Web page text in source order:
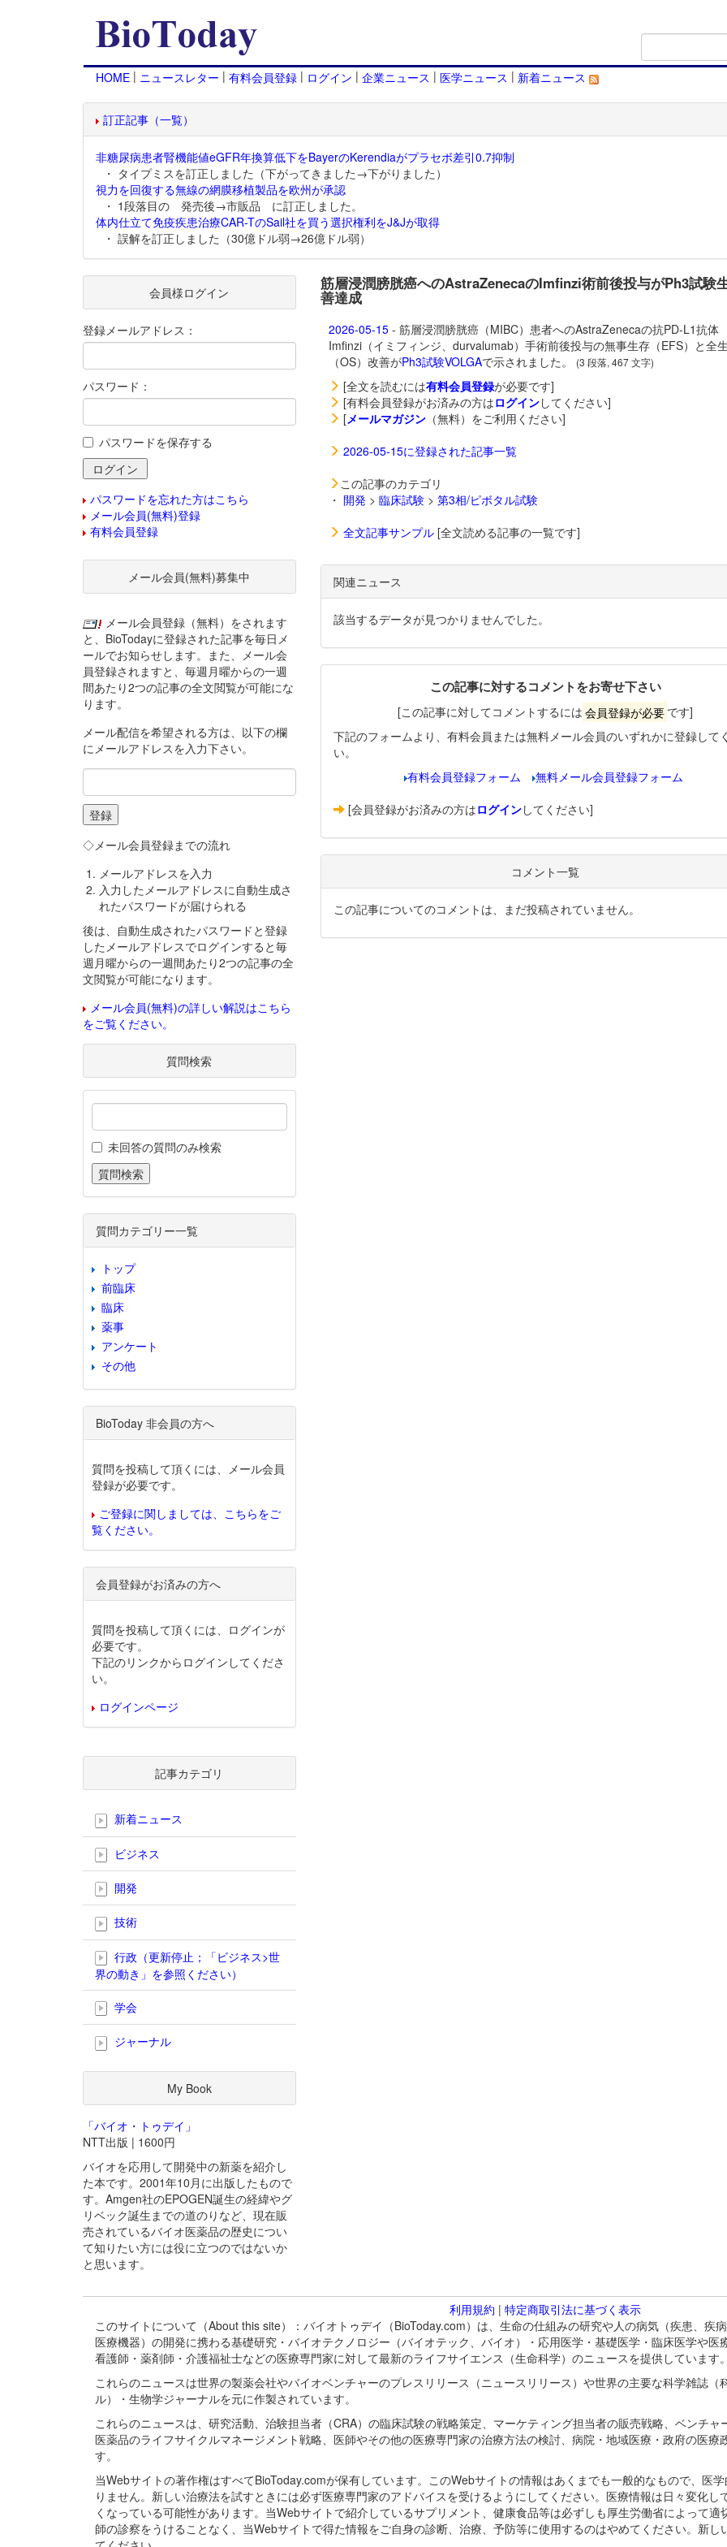
HOME | ニュースレター | 有料会員登録 | ログイン | 企業ニュース | 医学ニュース | 新着ニュース
訂正記事（一覧）
非糖尿病患者腎機能値eGFR年換算低下をBayerのKerendiaがプラセボ差引0.7抑制
・ タイプミスを訂正しました（下がってきました→下がりました）
視力を回復する無線の網膜移植製品を欧州が承認
・ 1段落目の 発売後→市販品 に訂正しました。
体内仕立て免疫疾患治療CAR-TのSail社を買う選択権利をJ&Jが取得
・ 誤解を訂正しました（30億ドル弱→26億ドル弱）
筋層浸潤膀胱癌へのAstraZenecaのImfinzi術前後投与がPh3試験
善達成
2026-05-15- 筋層浸潤膀胱癌（MIBC）患者へのAstraZenecaの抗PD-L1抗体
Imfinzi（イミフィンジ、durvalumab）手術前後投与の無事生存（EFS）と全
（OS）改善がPh3試験VOLGAで示されました。 (3 段落, 467 文字)
[全文を読むには有料会員登録が必要です]
[有料会員登録がお済みの方はログインしてください]
[メールマガジン（無料）をご利用ください]
2026-05-15に登録された記事一覧
この記事のカテゴリ
・ 開発 > 臨床試験> 第3相/ピボタル試験
全文記事サンプル[全文読める記事の一覧です]
関連ニュース
該当するデータが見つかりませんでした。
この記事に対するコメントをお寄せ下さい
[この記事に対してコメントするには 会員登録が必要 です]
下記のフォームより、有料会員または無料メール会員のいずれかに登録して
い。
有料会員登録フォーム
無料メール会員登録フォーム
[会員登録がお済みの方はログインしてください]
コメント一覧
この記事についてのコメントは、まだ投稿されていません。
会員様ログイン
登録メールアドレス：
パスワード：
パスワードを保存する
パスワードを忘れた方はこちら
メール会員(無料)登録
有料会員登録
メール会員(無料)募集中
メール会員登録（無料）をされます
と、BioTodayに登録された記事を毎日メ
ールでお知らせします。また、メール会
員登録されますと、毎週月曜からの一週
間あたり2つの記事の全文閲覧が可能にな
ります。
メール配信を希望される方は、以下の欄
にメールアドレスを入力下さい。
◇メール会員登録までの流れ
メールアドレスを入力
入力したメールアドレスに自動生成さ
れたパスワードが届けられる
後は、自動生成されたパスワードと登録
したメールアドレスでログインすると毎
週月曜からの一週間あたり2つの記事の全
文閲覧が可能になります。
メール会員(無料)の詳しい解説はこちら
をご覧ください。
質問検索
未回答の質問のみ検索
質問カテゴリー一覧
トップ
前臨床
臨床
薬事
アンケート
その他
BioToday 非会員の方へ
質問を投稿して頂くには、メール会員
登録が必要です。
ご登録に関しましては、こちらをご
覧ください。
会員登録がお済みの方へ
質問を投稿して頂くには、ログインが
必要です。
下記のリンクからログインしてくださ
い。
ログインページ
記事カテゴリ
新着ニュース
ビジネス
開発
技術
行政（更新停止；「ビジネス>世
界の動き」を参照ください）
学会
ジャーナル
My Book
「バイオ・トゥデイ」
NTT出版 | 1600円
バイオを応用して開発中の新薬を紹介し
た本です。2001年10月に出版したもので
す。Amgen社のEPOGEN誕生の経緯やグ
リベック誕生までの道のりなど、現在販
売されているバイオ医薬品の歴史につい
て知りたい方には役に立つのではないか
と思います。
利用規約 | 特定商取引法に基づく表示
このサイトについて（About this site）：バイオトゥデイ（BioToday.com）は、生命の仕組みの研究や人の病気（疾患、疾
医療機器）の開発に携わる基礎研究・バイオテクノロジー（バイオテック、バイオ）・応用医学・基礎医学・臨床医学や
看護師・薬剤師・介護福祉士などの医療専門家に対して最新のライフサイエンス（生命科学）のニュースを提供しています
これらのニュースは世界の製薬会社やバイオベンチャーのプレスリリース（ニュースリリース）や世界の主要な科学雑誌
ル）・生物学ジャーナルを元に作製されています。
これらのニュースは、研究活動、治験担当者（CRA）の臨床試験の戦略策定、マーケティング担当者の販売戦略、ベンチ
医薬品のライフサイクルマネージメント戦略、医師やその他の医療専門家の治療方法の検討、病院・地域医療・政府の医
す。
当Webサイトの著作権はすべてBioToday.comが保有しています。このWebサイトの情報はあくまでも一般的なもので、医
りません。新しい治療法を試すときには必ず医療専門家のアドバイスを受けるようにしてください。医療情報は日々変化
くなっている可能性があります。当Webサイトで紹介しているサプリメント、健康食品等は必ずしも厚生労働省によって
師の診察をうけることなく、当Webサイトで得た情報をご自身の診断、治療、予防等に使用するのはやめてください。新